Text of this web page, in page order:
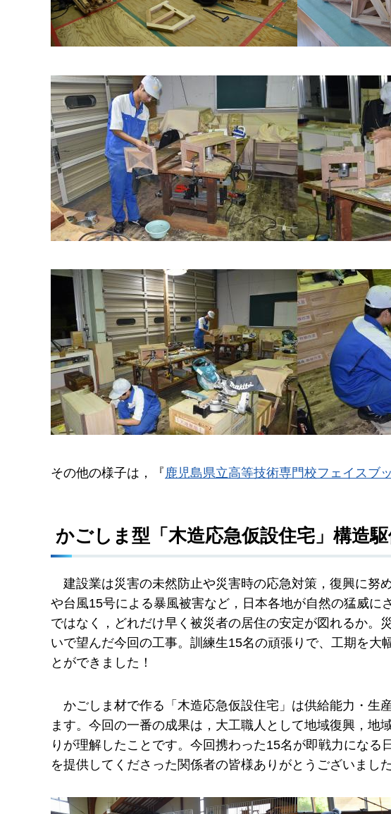
その他の様子は，『 鹿児島県立高等技術専門校フェイスブ
かごしま型「木造応急仮設住宅」構造駆
建設業は災害の未然防止や災害時の応急対策，復興に努
や台風15号による暴風被害など，日本各地が自然の猛威
ではなく，どれだけ早く被災者の居住の安定が図れるか
いで望んだ今回の工事。訓練生15名の頑張りで、工期を大
とができました！
かごしま材で作る「木造応急仮設住宅」は供給能力・生
ます。今回の一番の成果は，大工職人として地域復興，地
りが理解したことです。今回携わった15名が即戦力にな
を提供してくださった関係者の皆様ありがとうございました